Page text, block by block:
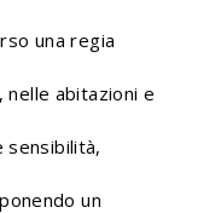
una regia
nelle abitazioni e
sensibilità,
un